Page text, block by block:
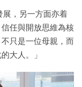
展，另一方面亦着
任與開放思維為核
只是一位母親，而
大人。」